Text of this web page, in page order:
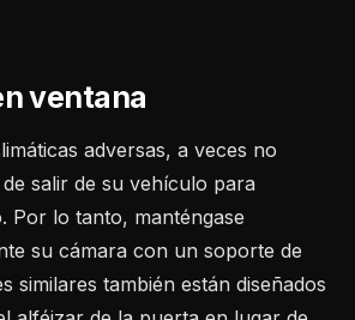
ventana
adversas, a veces no
salir de su vehículo para
Por lo tanto, manténgase
su cámara con un soporte de
similares también están diseñados